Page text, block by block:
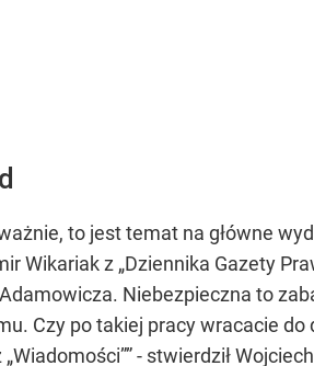
to jest temat na główne
Wikariak z „Dziennika Gazety
Niebezpieczna to
Czy po takiej pracy wracacie
- stwierdził